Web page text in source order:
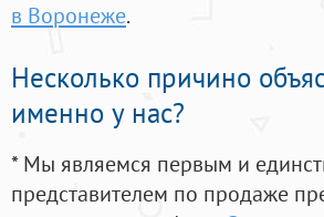
в Воронеже.
Несколько причино
именно у нас?
* Мы являемся первым и
представителем по продаже